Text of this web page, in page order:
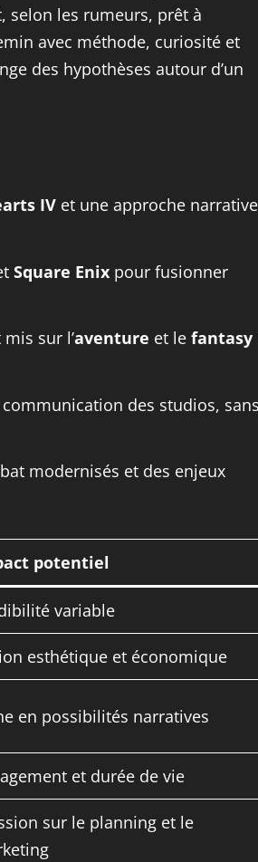
selon les rumeurs, prêt à
avec méthode, curiosité et
des hypothèses autour d’un
IV et une approche narrative
Square Enix pour fusionner
sur l’aventure et le fantasy
des studios,
modernisés et des enjeux
potentiel
variable
esthétique et économique
en possibilités narratives
et durée de vie
sur le planning et le